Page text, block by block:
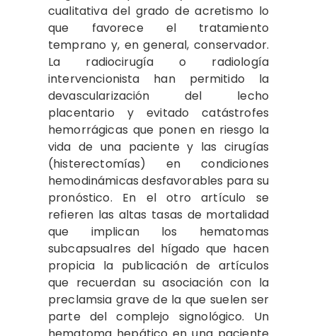
cualitativa del grado de acretismo lo
que favorece el tratamiento
temprano y, en general, conservador.
La radiocirugía o radiología
intervencionista han permitido la
devascularización del lecho
placentario y evitado catástrofes
hemorrágicas que ponen en riesgo la
vida de una paciente y las cirugías
(histerectomías) en condiciones
hemodinámicas desfavorables para su
pronóstico. En el otro artículo se
refieren las altas tasas de mortalidad
que implican los hematomas
subcapsualres del hígado que hacen
propicia la publicación de artículos
que recuerdan su asociación con la
preclamsia grave de la que suelen ser
parte del complejo signológico. Un